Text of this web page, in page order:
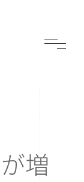
増